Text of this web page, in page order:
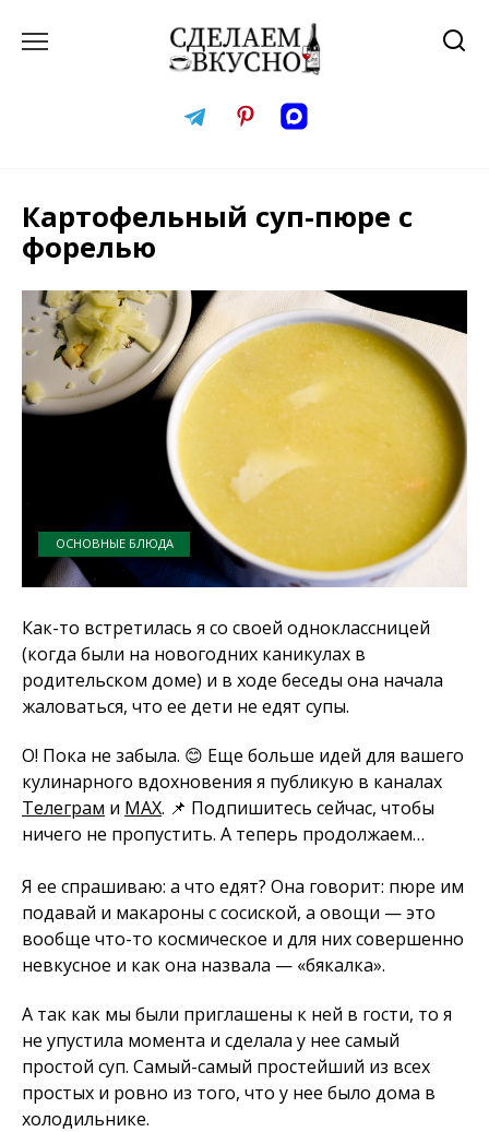
Картофельный суп-пюре с
форелью
ОСНОВНЫЕ БЛЮДА
Как-то встретилась я со своей одноклассницей
(когда были на новогодних каникулах в
родительском доме) и в ходе беседы она начала
жаловаться, что ее дети не едят супы.
О! Пока не забыла. 😊 Еще больше идей для вашего
кулинарного вдохновения я публикую в каналах
Телеграм и MAX. 📌 Подпишитесь сейчас, чтобы
ничего не пропустить. А теперь продолжаем…
Я ее спрашиваю: а что едят? Она говорит: пюре им
подавай и макароны с сосиской, а овощи — это
вообще что-то космическое и для них совершенно
невкусное и как она назвала — «бякалка».
А так как мы были приглашены к ней в гости, то я
не упустила момента и сделала у нее самый
простой суп. Самый-самый простейший из всех
простых и ровно из того, что у нее было дома в
холодильнике.